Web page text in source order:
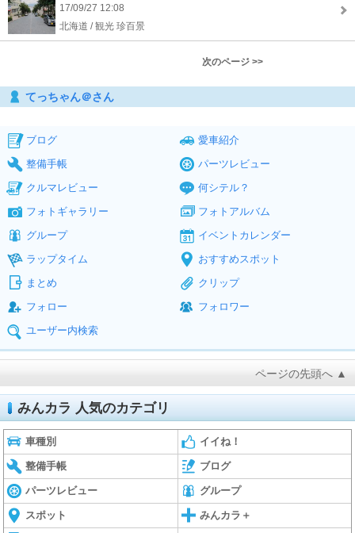
17/09/27 12:08
北海道 / 観光 珍百景
次のページ >>
てっちゃん＠さん
ブログ
愛車紹介
整備手帳
パーツレビュー
クルマレビュー
何シテル？
フォトギャラリー
フォトアルバム
グループ
イベントカレンダー
ラップタイム
おすすめスポット
まとめ
クリップ
フォロー
フォロワー
ユーザー内検索
ページの先頭へ ▲
みんカラ 人気のカテゴリ
車種別 イイね！
整備手帳 ブログ
パーツレビュー グループ
スポット みんカラ＋